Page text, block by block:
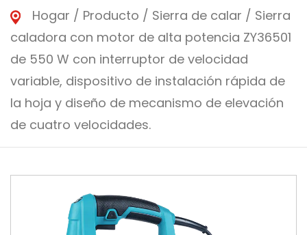
Hogar / Producto / Sierra de calar / Sierra
caladora con motor de alta potencia ZY36501
de 550 W con interruptor de velocidad
variable, dispositivo de instalación rápida de
la hoja y diseño de mecanismo de elevación
de cuatro velocidades.